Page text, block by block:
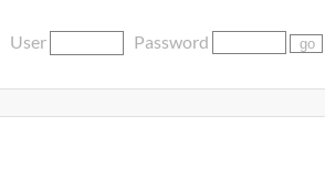
User Password